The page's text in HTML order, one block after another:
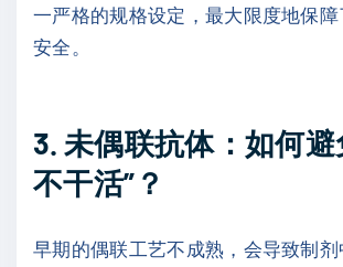
一严格的规格设定，最大限度地保
安全。
3. 未偶联抗体：如何避
不干活”？
早期的偶联工艺不成熟，会导致制